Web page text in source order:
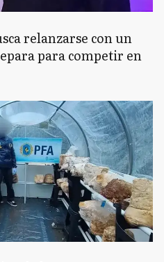
relanzarse con un
para competir en